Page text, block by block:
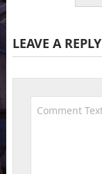
LEAVE A REPLY